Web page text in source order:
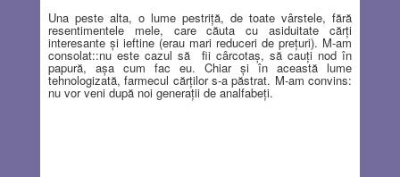
Una peste alta, o lume pestriţă, de toate vârstele, fără
resentimentele mele, care căuta cu asiduitate cărţi
interesante şi ieftine (erau mari reduceri de preţuri). M-am
consolat::nu este cazul să fii cârcotaş, să cauţi nod în
papură, aşa cum fac eu. Chiar şi în această lume
tehnologizată, farmecul cărţilor s-a păstrat. M-am convins:
nu vor veni după noi generaţii de analfabeţi.